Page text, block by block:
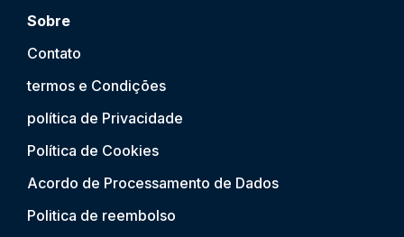
Sobre
Contato
termos e Condições
política de Privacidade
Política de Cookies
Acordo de Processamento de Dados
Politica de reembolso